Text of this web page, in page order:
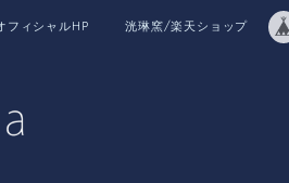
フィシャルHP 洸琳窯/楽天ショップ